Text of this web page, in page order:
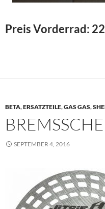
Preis Vorderrad:
BETA,ERSATZTEILE,GAS GAS,
SEPTEMBER 4, 2016